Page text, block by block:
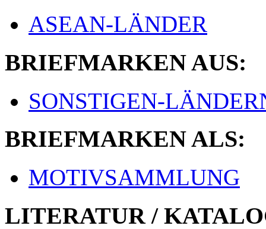
ASEAN-LÄNDER
BRIEFMARKEN AUS:
SONSTIGEN-
BRIEFMARKEN ALS:
MOTIVSAMMLUNG
LITERATUR /